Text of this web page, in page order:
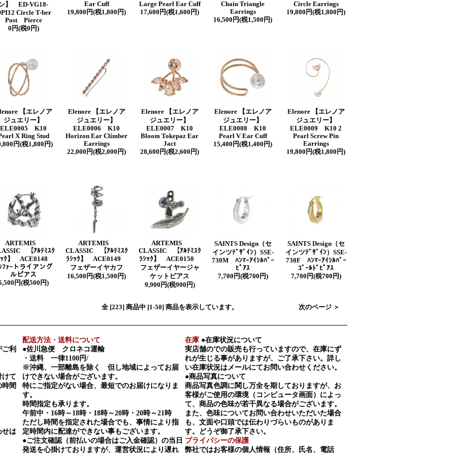
】 ED-VG18-
Circle T-ber
Post Pierce
0円(税0円)
Ear Cuff
19,800円(税1,800円)
Large Pearl Ear Cuff
17,600円(税1,600円)
Chain Triangle
Earrings
16,500円(税1,500円)
Circle Earrings
19,800円(税1,800円)
【エレノア
ジュエリー】
ELE0005 K10
X Ring Stud
円(税1,800円)
Elenore 【エレノア
ジュエリー】
ELE0006 K10
Horizon Ear Climber
Earrings
22,000円(税2,000円)
Elenore 【エレノア
ジュエリー】
ELE0007 K10
Bloom Tokepaz Ear
Jact
28,600円(税2,600円)
Elenore 【エレノア
ジュエリー】
ELE0008 K10
Pearl V Ear Cuff
15,400円(税1,400円)
Elenore 【エレノア
ジュエリー】
ELE0009 K10 2
Pearl Screw Pin
Earrings
19,800円(税1,800円)
ARTEMIS
【ｱﾙﾃﾐｽｸ
ｯｸ】 ACE0148
ﾌｧｰトライアング
ルピアス
円(税500円)
ARTEMIS
CLASSIC 【ｱﾙﾃﾐｽｸ
ﾗｼｯｸ】 ACE0149
フェザーイヤカフ
16,500円(税1,500円)
ARTEMIS
CLASSIC 【ｱﾙﾃﾐｽｸ
ﾗｼｯｸ】 ACE0150
フェザーイヤージャ
ケットピアス
9,900円(税900円)
SAINTS Design（セ
インツﾃﾞｻﾞｲﾝ）SSE-
730M ﾊﾝﾏｰｱｲｼﾙﾊﾞｰ
ﾋﾟｱｽ
7,700円(税700円)
SAINTS Design（セ
インツﾃﾞｻﾞｲﾝ）SSE-
730F ﾊﾝﾏｰｱｲｼﾙﾊﾞｰ
ｺﾞｰﾙﾄﾞﾋﾟｱｽ
7,700円(税700円)
全 [223] 商品中 [1-50] 商品を表示しています。 次のページ ＞
利
けて
間
せは
配送方法・送料について
●佐川急便 クロネコ運輸
・送料 一律1100円/
※沖縄、一部離島を除く 但し地域によってお届
けできない場合がございます。
特にご指定がない場合、最短でのお届けになりま
す。
時間指定も承ります。
午前中・16時～18時・18時～20時・20時～21時
ただし時間を指定された場合でも、事情により指
定時間内に配達ができない事もございます。
●ご注文確認（前払いの場合はご入金確認）の当日
発送を心掛けておりますが、運営状況により遅れ
在庫 ●在庫状況について
実店舗のでの販売も行っていますので、在庫にず
れが生じる事がありますが、ご了承下さい。詳し
い在庫状況はメールにてお問い合わせください。
●商品写真について
商品写真色調に関し万全を期しておりますが、お
客様がご使用の環境（コンピュータ画面）によっ
て、商品の色味が若干異なる場合がございます。
また、色味についてお問い合わせいただいた場合
も、文面や口頭では伝わりづらいものがありま
す。どうぞ御了承下さい。
プライバシーの保護
弊社ではお客様の個人情報（住所、氏名、電話